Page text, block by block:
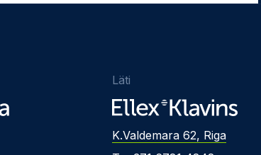
Läti
K.Valdemara 62, Riga